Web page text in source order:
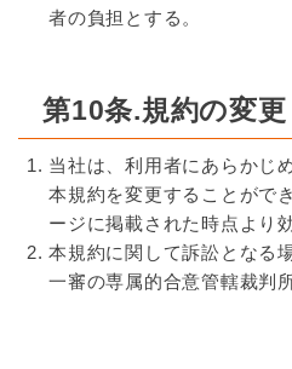
者の負担とする。
第10条.規約の変
当社は、利用者にあらかじ
本規約を変更することがで
ージに掲載された時点より
本規約に関して訴訟となる
一審の専属的合意管轄裁判